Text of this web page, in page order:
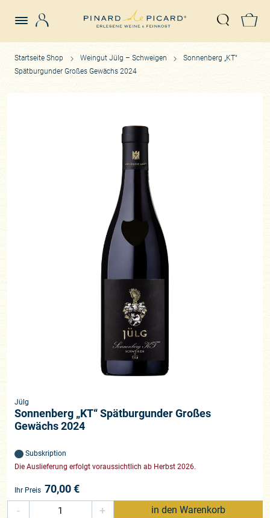
Suche
Startseite Shop Weingut Jülg – Schweigen
Sonnenberg „KT“
Spätburgunder Großes Gewächs 2024
Jülg
Sonnenberg „KT“ Spätburgunder Großes
Gewächs 2024
Subskription
Die Auslieferung erfolgt voraussichtlich ab Herbst 2026.
Ihr Preis 70,00€
-
+ in den Warenkorb